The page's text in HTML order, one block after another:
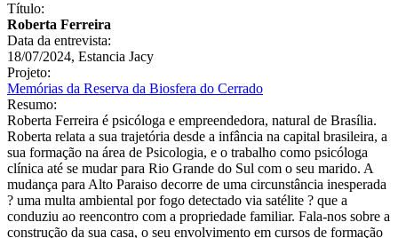
Título:
Roberta Ferreira
Data da entrevista:
18/07/2024, Estancia Jacy
Projeto:
Memórias da Reserva da Biosfera do Cerrado
Resumo:
Roberta Ferreira é psicóloga e empreendedora, natural de Brasília.
Roberta relata a sua trajetória desde a infância na capital brasileira, a
sua formação na área de Psicologia, e o trabalho como psicóloga
clínica até se mudar para Rio Grande do Sul com o seu marido. A
mudança para Alto Paraiso decorre de uma circunstância inesperada
? uma multa ambiental por fogo detectado via satélite ? que a
conduziu ao reencontro com a propriedade familiar. Fala-nos sobre a
construção da sua casa, o seu envolvimento em cursos de formação